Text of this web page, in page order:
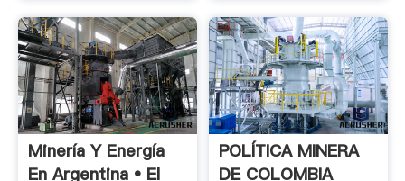
Minería Y Energía
En Argentina • El
POLÍTICA MINERA
DE COLOMBIA